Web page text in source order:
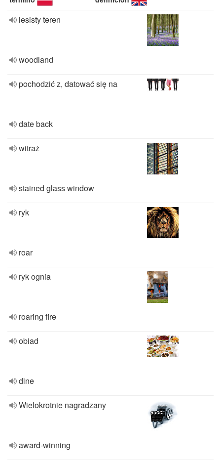
lesisty teren
woodland
pochodzić z, datować się na
date back
witraż
stained glass window
ryk
roar
ryk ognia
roaring fire
obiad
dine
Wielokrotnie nagradzany
award-winning